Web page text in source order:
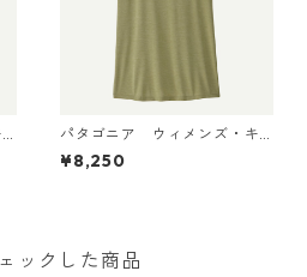
パタゴニア ウィメンズ・キ
ャプリーン・クール・デイリ
ー・シャツ（ハット・トリッ
¥8,250
ックした商品